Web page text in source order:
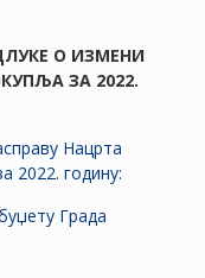
О ИЗМЕНИ
ЗА 2022.
Нацрта
2022. годину:
Града